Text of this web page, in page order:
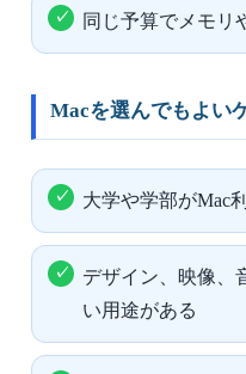
同じ予算でメモリ
Macを選んでもよい
大学や学部がMac
デザイン、映像、
い用途がある